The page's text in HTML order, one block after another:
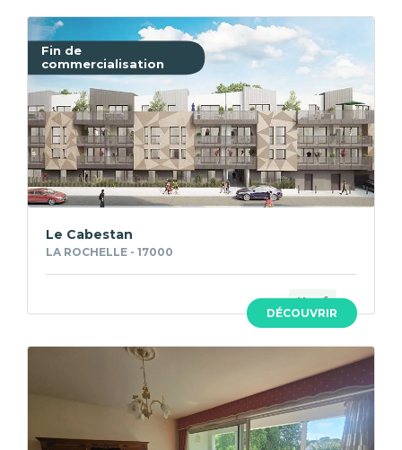
Fin de
commercialisation
DÉCOUVRIR
Le Cabestan
LA ROCHELLE - 17000
Neuf